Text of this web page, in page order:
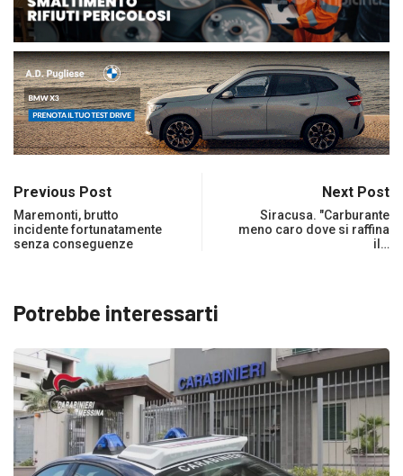
Previous Post
Maremonti, brutto
incidente fortunatamente
senza conseguenze
Next Post
Siracusa. "Carburante
meno caro dove si raffina
il…
Potrebbe interessarti